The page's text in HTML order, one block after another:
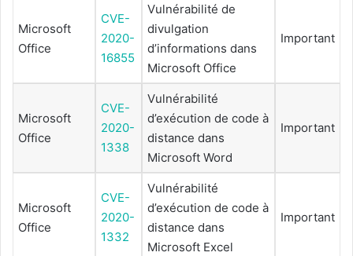
Microsoft
Office
CVE-
2020-
16855
Vulnérabilité de
divulgation
d’informations dans
Microsoft Office
Important
Microsoft
Office
CVE-
2020-
1338
Vulnérabilité
d’exécution de code à
distance dans
Microsoft Word
Important
Microsoft
Office
CVE-
2020-
1332
Vulnérabilité
d’exécution de code à
distance dans
Microsoft Excel
Important